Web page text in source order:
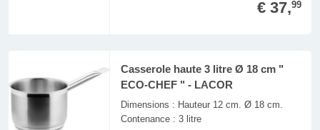
€ 37,99
Casserole haute 3 litre Ø 18 cm "
ECO-CHEF " - LACOR
Dimensions : Hauteur 12 cm. Ø 18 cm.
Contenance : 3 litre